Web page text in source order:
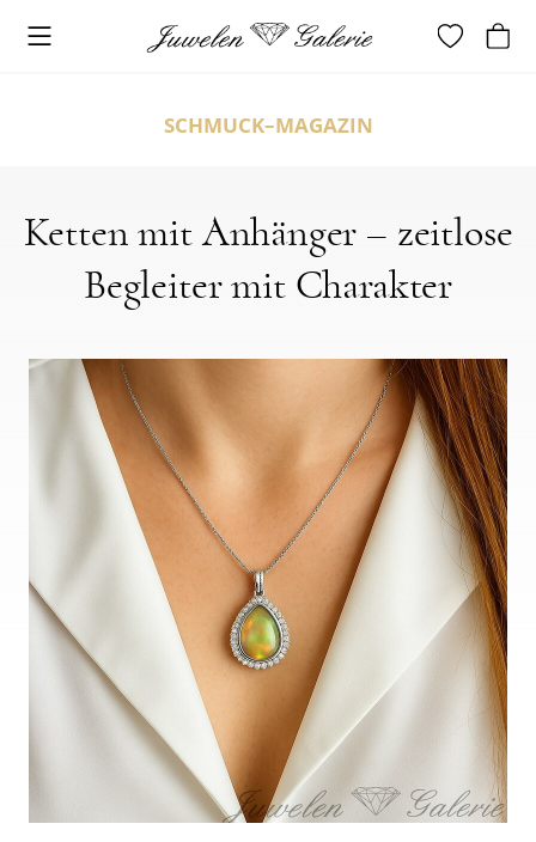
SCHMUCK–MAGAZIN
Ketten mit Anhänger – zeitlose
Begleiter mit Charakter